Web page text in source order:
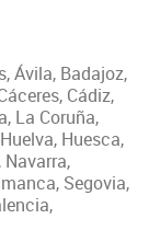
Ávila, Badajoz,
Cádiz,
La Coruña,
Huesca,
Segovia,